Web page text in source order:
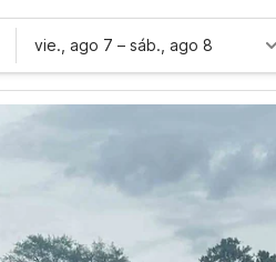
vie., ago 7 – sáb., ago 8